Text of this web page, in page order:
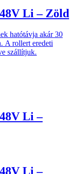
Li – Zöld
hatótávja akár 30
A rollert eredeti
szállítjuk.
Li –
Li –